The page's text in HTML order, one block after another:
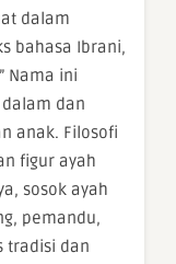
dalam
bahasa Ibrani,
Nama ini
dan
anak. Filosofi
figur ayah
sosok ayah
pemandu,
tradisi dan